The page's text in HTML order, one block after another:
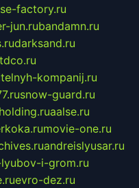
factory.ru
jun.rubandamn.ru
darksand.ru
kompanij.ru
snow-guard.ru
aalse.ru
movie-one.ru
andreislyusar.ru
i-grom.ru
evro-dez.ru